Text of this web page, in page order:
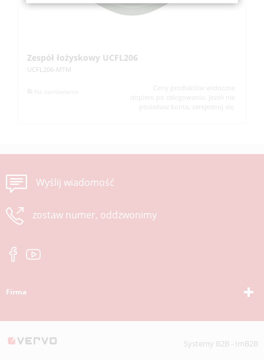
Zespół łożyskowy UCFL206
UCFL206-MTM
Ceny produktów widoczne
dopiero po zalogowaniu. Jeżeli nie
posiadasz konta, zarejestruj się.
Wyślij wiadomość
zostaw numer, oddzwonimy
Firma
Systemy B2B - ImB2B